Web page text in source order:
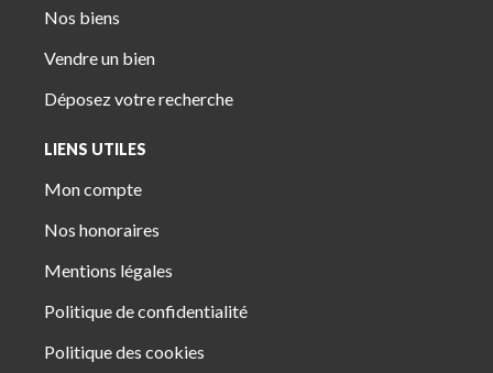
Nos biens
Vendre un bien
Déposez votre recherche
LIENS UTILES
Mon compte
Nos honoraires
Mentions légales
Politique de confidentialité
Politique des cookies